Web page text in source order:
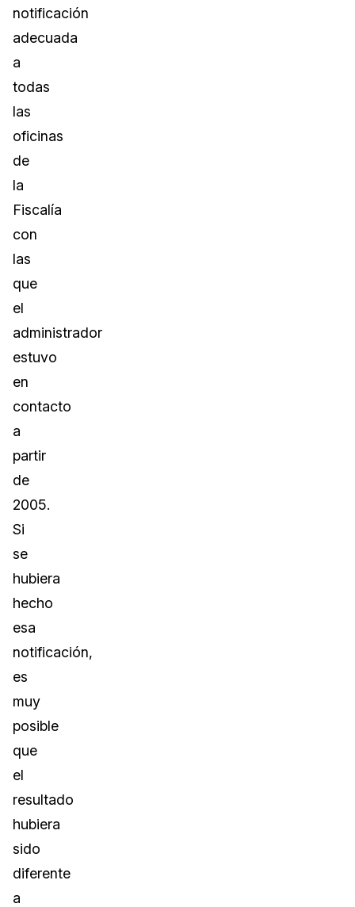
notificación
adecuada
a
todas
las
oficinas
de
la
Fiscalía
con
las
que
el
administrador
estuvo
en
contacto
a
partir
de
2005.
Si
se
hubiera
hecho
esa
notificación,
es
muy
posible
que
el
resultado
hubiera
sido
diferente
a